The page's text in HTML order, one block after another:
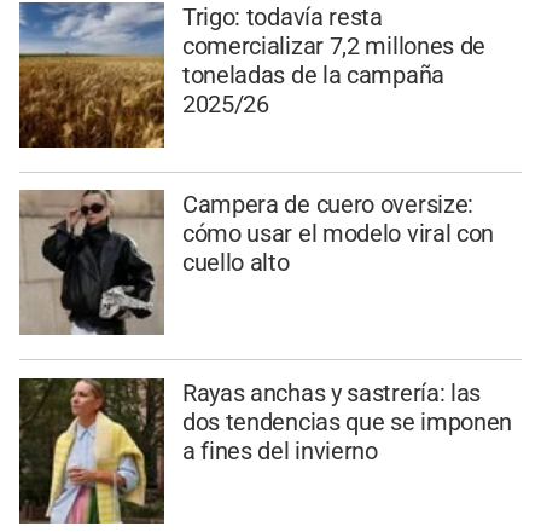
Trigo: todavía resta
comercializar 7,2 millones de
toneladas de la campaña
2025/26
Campera de cuero oversize:
cómo usar el modelo viral con
cuello alto
Rayas anchas y sastrería: las
dos tendencias que se imponen
a fines del invierno